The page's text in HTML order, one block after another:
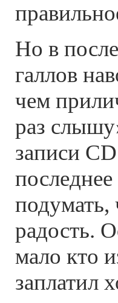
Но в
галлов
чем
раз
записи
подумать,
радость.
мало кто
заплатил